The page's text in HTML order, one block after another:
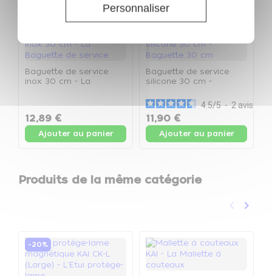
Personnaliser
Baguette de service
inox 30 cm - La
12,89 €
Ajouter au panier
Baguette de service
silicone 30 cm -
4.5/5-2avis
11,90 €
Ajouter au panier
Produits de la même catégorie
Précédent
keyboard_arrow_left keyboard_arrow_right
-20%